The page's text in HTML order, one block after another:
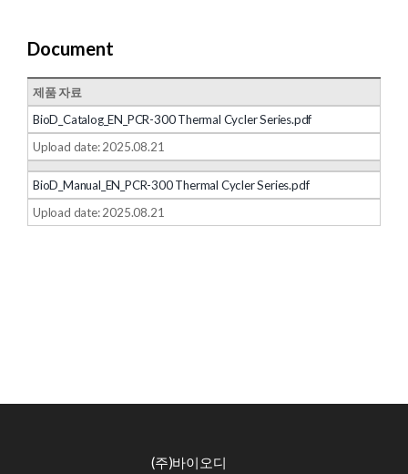
Document
제품 자료
BioD_Catalog_EN_PCR-300 Thermal Cycler Series.pdf
Upload date: 2025.08.21
BioD_Manual_EN_PCR-300 Thermal Cycler Series.pdf
Upload date: 2025.08.21
(주)바이오디